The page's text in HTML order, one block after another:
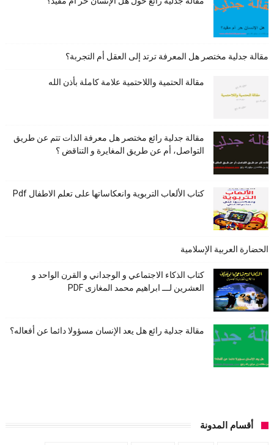
مقالة جدلية مختصر هل المعرفة ترتد إلى العقل أم التجربة؟
مقالة الحتمية واللاحتمية علامة كاملة بأذن الله
مقالة جدلية رائع مختصر هل معرفة الذات تتم عن طريق
التواصل، أم عن طريق المغايرة و التناقض ؟
كتاب الألعاب التربوية وانعكاساتها على تعلم الاطفال Pdf
الحضارة العربية الإسلامية
كتاب الذكاء الاجتماعي و الوجداني و القرن الواحد و
العشرين لـــ ابراهيم محمد المغازى PDF
مقالة جدلية رائع هل يعد الإنسان مسؤولا دائما عن أفعاله؟
أقسام المدونة